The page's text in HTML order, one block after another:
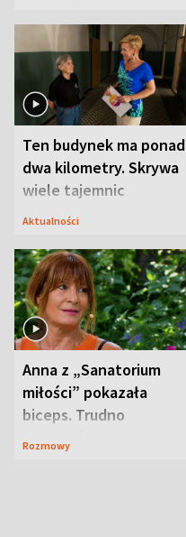
Ten budynek ma ponad
dwa kilometry. Skrywa
wiele tajemnic
Aktualności
Anna z „Sanatorium
miłości” pokazała
biceps. Trudno
uwierzyć, co przeszła
Rozmowy